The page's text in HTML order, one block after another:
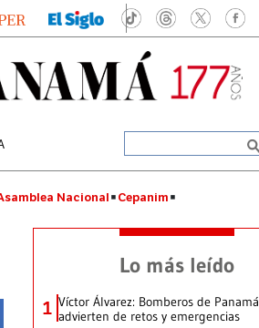
Nacional Cepanim
Lo más leído
1 Víctor Álvarez: Bomberos de Panamá
advierten de retos y emergencias